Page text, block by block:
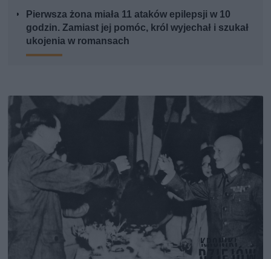
Pierwsza żona miała 11 ataków epilepsji w 10
godzin. Zamiast jej pomóc, król wyjechał i szukał
ukojenia w romansach